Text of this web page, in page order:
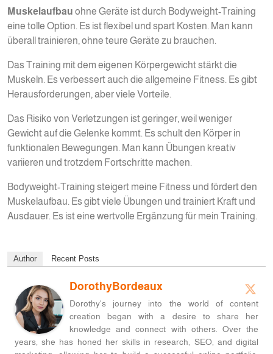
Muskelaufbau ohne Geräte ist durch Bodyweight-Training
eine tolle Option. Es ist flexibel und spart Kosten. Man kann
überall trainieren, ohne teure Geräte zu brauchen.
Das Training mit dem eigenen Körpergewicht stärkt die
Muskeln. Es verbessert auch die allgemeine Fitness. Es gibt
Herausforderungen, aber viele Vorteile.
Das Risiko von Verletzungen ist geringer, weil weniger
Gewicht auf die Gelenke kommt. Es schult den Körper in
funktionalen Bewegungen. Man kann Übungen kreativ
variieren und trotzdem Fortschritte machen.
Bodyweight-Training steigert meine Fitness und fördert den
Muskelaufbau. Es gibt viele Übungen und trainiert Kraft und
Ausdauer. Es ist eine wertvolle Ergänzung für mein Training.
Author Recent Posts
DorothyBordeaux
Dorothy's journey into the world of content
creation began with a desire to share her
knowledge and connect with others. Over the
years, she has honed her skills in research, SEO, and digital